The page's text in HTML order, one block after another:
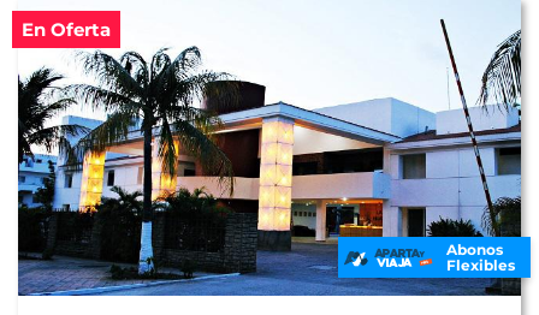
En Oferta
Abonos
Flexibles